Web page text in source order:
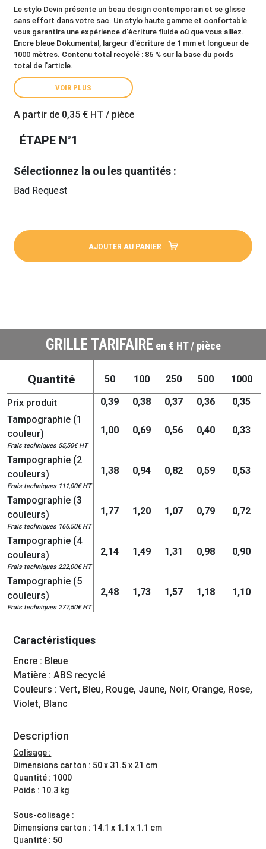
Le stylo Devin présente un beau design contemporain et se glisse
sans effort dans votre sac. Un stylo haute gamme et confortable
vous garantira une expérience d'écriture fluide où que vous alliez.
Encre bleue Dokumental, largeur d'écriture de 1 mm et longueur de
1000 mètres. Contenu total recyclé : 86 % sur la base du poids
total de l'article.
VOIR PLUS
A partir de 0,35 € HT / pièce
ÉTAPE N°1
Sélectionnez la ou les quantités :
Bad Request
AJOUTER AU PANIER
GRILLE TARIFAIRE en € HT / pièce
Quantité 50 100 250 500 1000
Prix produit 0,39 0,38 0,37 0,36
0,35
Tampographie (1
couleur)
Frais techniques 55,50€ HT
1,00 0,69 0,56 0,40 0,33
Tampographie (2
couleurs)
Frais techniques 111,00€ HT
1,38 0,94 0,82 0,59 0,53
Tampographie (3
couleurs)
Frais techniques 166,50€ HT
1,77 1,20 1,07 0,79 0,72
Tampographie (4
couleurs)
Frais techniques 222,00€ HT
2,14 1,49 1,31 0,98 0,90
Tampographie (5
couleurs)
Frais techniques 277,50€ HT
2,48 1,73 1,57 1,18 1,10
Caractéristiques
Encre : Bleue
Matière : ABS recyclé
Couleurs : Vert, Bleu, Rouge, Jaune, Noir, Orange, Rose,
Violet, Blanc
Description
Colisage :
Dimensions carton : 50 x 31.5 x 21 cm
Quantité : 1000
Poids : 10.3 kg
Sous-colisage :
Dimensions carton : 14.1 x 1.1 x 1.1 cm
Quantité : 50